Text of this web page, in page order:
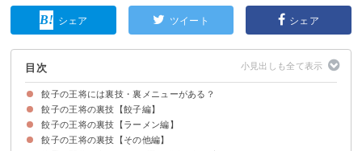
シェア ツイート シェア
目次
餃子の王将には裏技・裏メニューがある？
餃子の王将の裏技【餃子編】
①餃子を両面焼きにする
②餃子をよく焼き・うす焼きにする
③卓上に無くても注文できる調味料がある
④ニンニクゼロ餃子
⑤揚げ餃子にする
餃子の王将の裏技【ラーメン編】
①麺の硬さを調整する
②スープの量や味の濃さを調整する
餃子の王将の裏技【その他編】